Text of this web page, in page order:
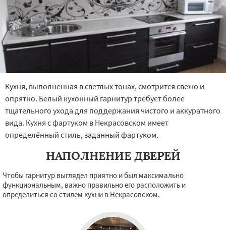
Кухня, выполненная в светлых тонах, смотрится свежо и
опрятно. Белый кухонный гарнитур требует более
тщательного ухода для поддержания чистого и аккуратного
вида. Кухня с фартуком в Некрасовском имеет
определённый стиль, заданный фартуком.
НАПОЛНЕНИЕ ДВЕРЕЙ
Чтобы гарнитур выглядел приятно и был максимально
функциональным, важно правильно его расположить и
определиться со стилем кухни в Некрасовском.